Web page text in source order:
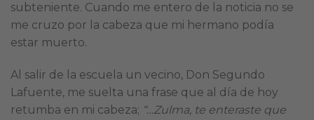
subteniente. Cuando me entero de la noticia no se
me cruzo por la cabeza que mi hermano podía
estar muerto.
Al salir de la escuela un vecino, Don Segundo
Lafuente, me suelta una frase que al día de hoy
retumba en mi cabeza; “…Zulma, te enteraste que